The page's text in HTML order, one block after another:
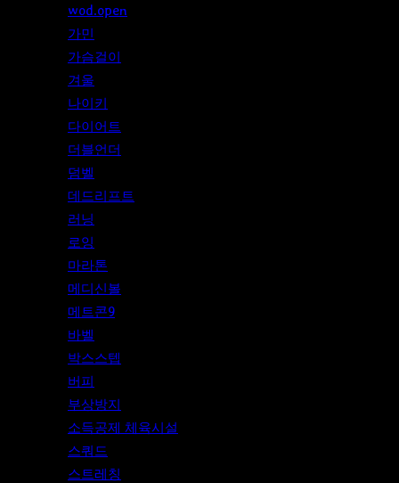
wod.open
가민
가슴걸이
겨울
나이키
다이어트
더블언더
덤벨
데드리프트
러닝
로잉
마라톤
메디신볼
메트콘9
바벨
박스스텝
버피
부상방지
소득공제 체육시설
스쿼드
스트레칭